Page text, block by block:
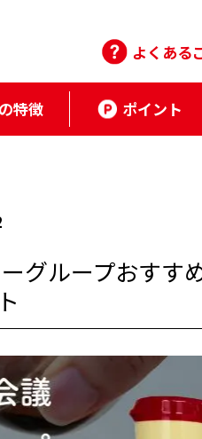
よくある
特徴 ポイント
グループおす